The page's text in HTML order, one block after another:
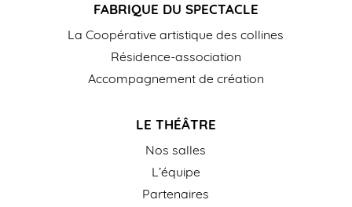
FABRIQUE DU SPECTACLE
La Coopérative artistique des collines
Résidence-association
Accompagnement de création
LE THÉÂTRE
Nos salles
L’équipe
Partenaires